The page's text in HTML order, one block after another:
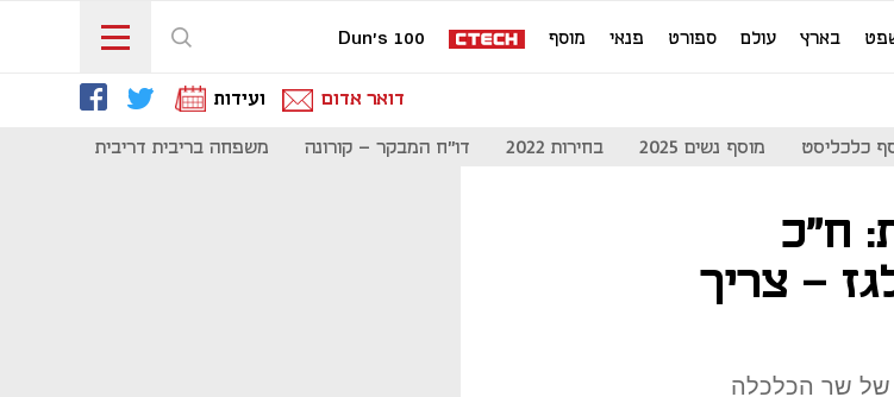
בארץ עולם ספורט פנאי מוסף Dun's 100
דואר אדום ועידות
כלכליסט מוסף נשים 2025 בחירות 2022 דו"ח המבקר - קורונה משפחה בריבית דריבית
ח"כ
– צריך
שר הכלכלה